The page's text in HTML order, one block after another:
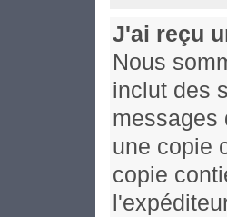
J'ai reçu
Nous
inclut des
messages
une copie
copie